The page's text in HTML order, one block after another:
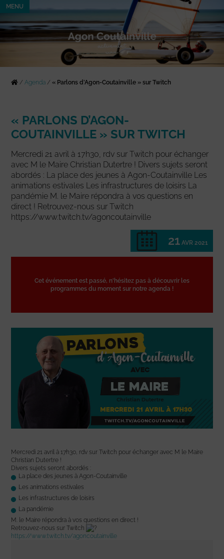
MENU
/Agenda /« Parlons d’Agon-Coutainville » sur Twitch
« PARLONS D’AGON-
COUTAINVILLE » SUR TWITCH
Mercredi 21 avril à 17h30, rdv sur Twitch pour échanger
avec M le Maire Christian Dutertre ! Divers sujets seront
abordés : La place des jeunes à Agon-Coutainville Les
animations estivales Les infrastructures de loisirs La
pandémie M. le Maire répondra à vos questions en
direct ! Retrouvez-nous sur Twitch
https://www.twitch.tv/agoncoutainville
21 AVR 2021
Cet événement est passé, n'hésitez pas à découvrir les
programmes du moment sur notre agenda !
Mercredi 21 avril à 17h30, rdv sur Twitch pour échanger avec M le Maire
Christian Dutertre !
Divers sujets seront abordés :
La place des jeunes à Agon-Coutainville
Les animations estivales
Les infrastructures de loisirs
La pandémie
M. le Maire répondra à vos questions en direct !
Retrouvez-nous sur Twitch
https://www.twitch.tv/agoncoutainville